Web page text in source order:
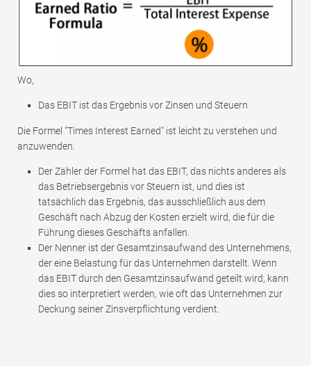
Wo,
Das EBIT ist das Ergebnis vor Zinsen und Steuern
Die Formel "Times Interest Earned" ist leicht zu verstehen und
anzuwenden.
Der Zähler der Formel hat das EBIT, das nichts anderes als
das Betriebsergebnis vor Steuern ist, und dies ist
tatsächlich das Ergebnis, das ausschließlich aus dem
Geschäft nach Abzug der Kosten erzielt wird, die für die
Führung dieses Geschäfts anfallen.
Der Nenner ist der Gesamtzinsaufwand des Unternehmens,
der eine Belastung für das Unternehmen darstellt. Wenn
das EBIT durch den Gesamtzinsaufwand geteilt wird, kann
dies so interpretiert werden, wie oft das Unternehmen zur
Deckung seiner Zinsverpflichtung verdient.